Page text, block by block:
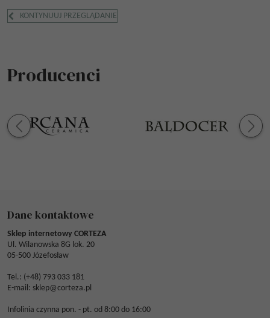
KONTYNUUJ PRZEGLĄDANIE
Producenci
Dane kontaktowe
Sklep internetowy CORTEZA
Ul. Wilanowska 8G lok. 20
05-500 Józefosław
Tel.: (+48) 793 033 181
E-mail: sklep@corteza.pl
Infolinia czynna pon. - pt. od 8:00 do 16:00